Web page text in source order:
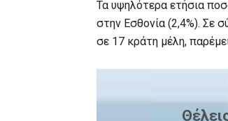
Τα υψηλότερα ετήσια
στην Εσθονία (2,4%). Σε
σε 17 κράτη μέλη,